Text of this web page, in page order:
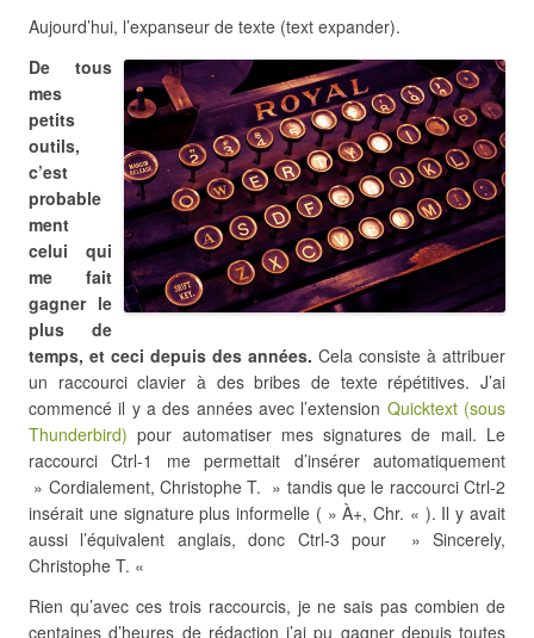
Aujourd’hui, l’expanseur de texte (text expander).
De tous
mes
petits
outils,
c’est
probable
ment
celui qui
me fait
gagner le
plus de
temps, et ceci depuis des années. Cela consiste à attribuer
un raccourci clavier à des bribes de texte répétitives. J’ai
commencé il y a des années avec l’extension Quicktext (sous
Thunderbird) pour automatiser mes signatures de mail. Le
raccourci Ctrl-1 me permettait d’insérer automatiquement
» Cordialement, Christophe T. » tandis que le raccourci Ctrl-2
insérait une signature plus informelle ( » À+, Chr. « ). Il y avait
aussi l’équivalent anglais, donc Ctrl-3 pour » Sincerely,
Christophe T. «
Rien qu’avec ces trois raccourcis, je ne sais pas combien de
centaines d’heures de rédaction j’ai pu gagner depuis toutes